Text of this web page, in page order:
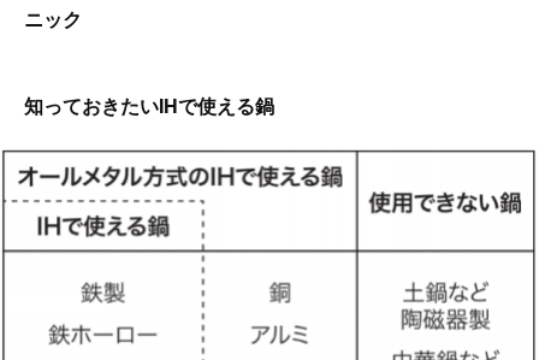
ニック
知っておきたいIHで使える鍋